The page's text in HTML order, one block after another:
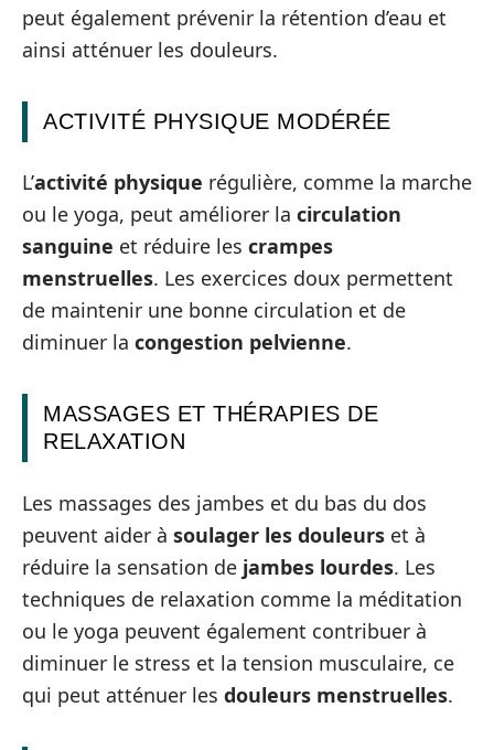
peut également prévenir la rétention d’eau et
ainsi atténuer les douleurs.
ACTIVITÉ PHYSIQUE MODÉRÉE
L’activité physique régulière, comme la marche
ou le yoga, peut améliorer la circulation
sanguine et réduire les crampes
menstruelles. Les exercices doux permettent
de maintenir une bonne circulation et de
diminuer la congestion pelvienne.
MASSAGES ET THÉRAPIES DE
RELAXATION
Les massages des jambes et du bas du dos
peuvent aider à soulager les douleurs et à
réduire la sensation de jambes lourdes. Les
techniques de relaxation comme la méditation
ou le yoga peuvent également contribuer à
diminuer le stress et la tension musculaire, ce
qui peut atténuer les douleurs menstruelles.